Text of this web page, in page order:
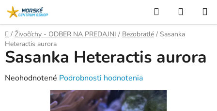
Prejsť
na
obsah
Hľadať
KOŠÍK
Domov
/ Živočíchy - ODBER NA PREDAJNI / Bezobratlé / Sasanka
Heteractis aurora
Sasanka Heteractis aurora
Priemerné
Neohodnotené Podrobnosti hodnotenia